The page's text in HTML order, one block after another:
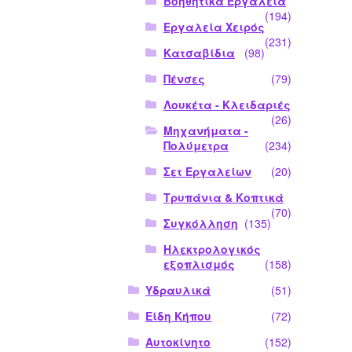
(194)
Εργαλεία Χειρός
(231)
Κατσαβίδια
(98)
Πένσες
(79)
Λουκέτα - Κλειδαριές
(26)
Μηχανήματα -
Πολύμετρα
(234)
Σετ Εργαλείων
(20)
Τρυπάνια & Κοπτικά
(70)
Συγκόλληση (135)
Ηλεκτρολογικός
εξοπλισμός
(158)
Υδραυλικά
(51)
Είδη Κήπου
(72)
Αυτοκίνητο
(152)